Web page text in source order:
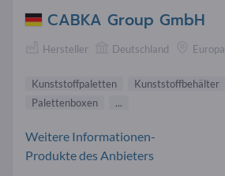
CABKA Group GmbH
Hersteller Deutschland Europa
Kunststoffpaletten
Kunststoffbehälter
Palettenboxen
...
Weitere Informationen-
Produkte des Anbieters